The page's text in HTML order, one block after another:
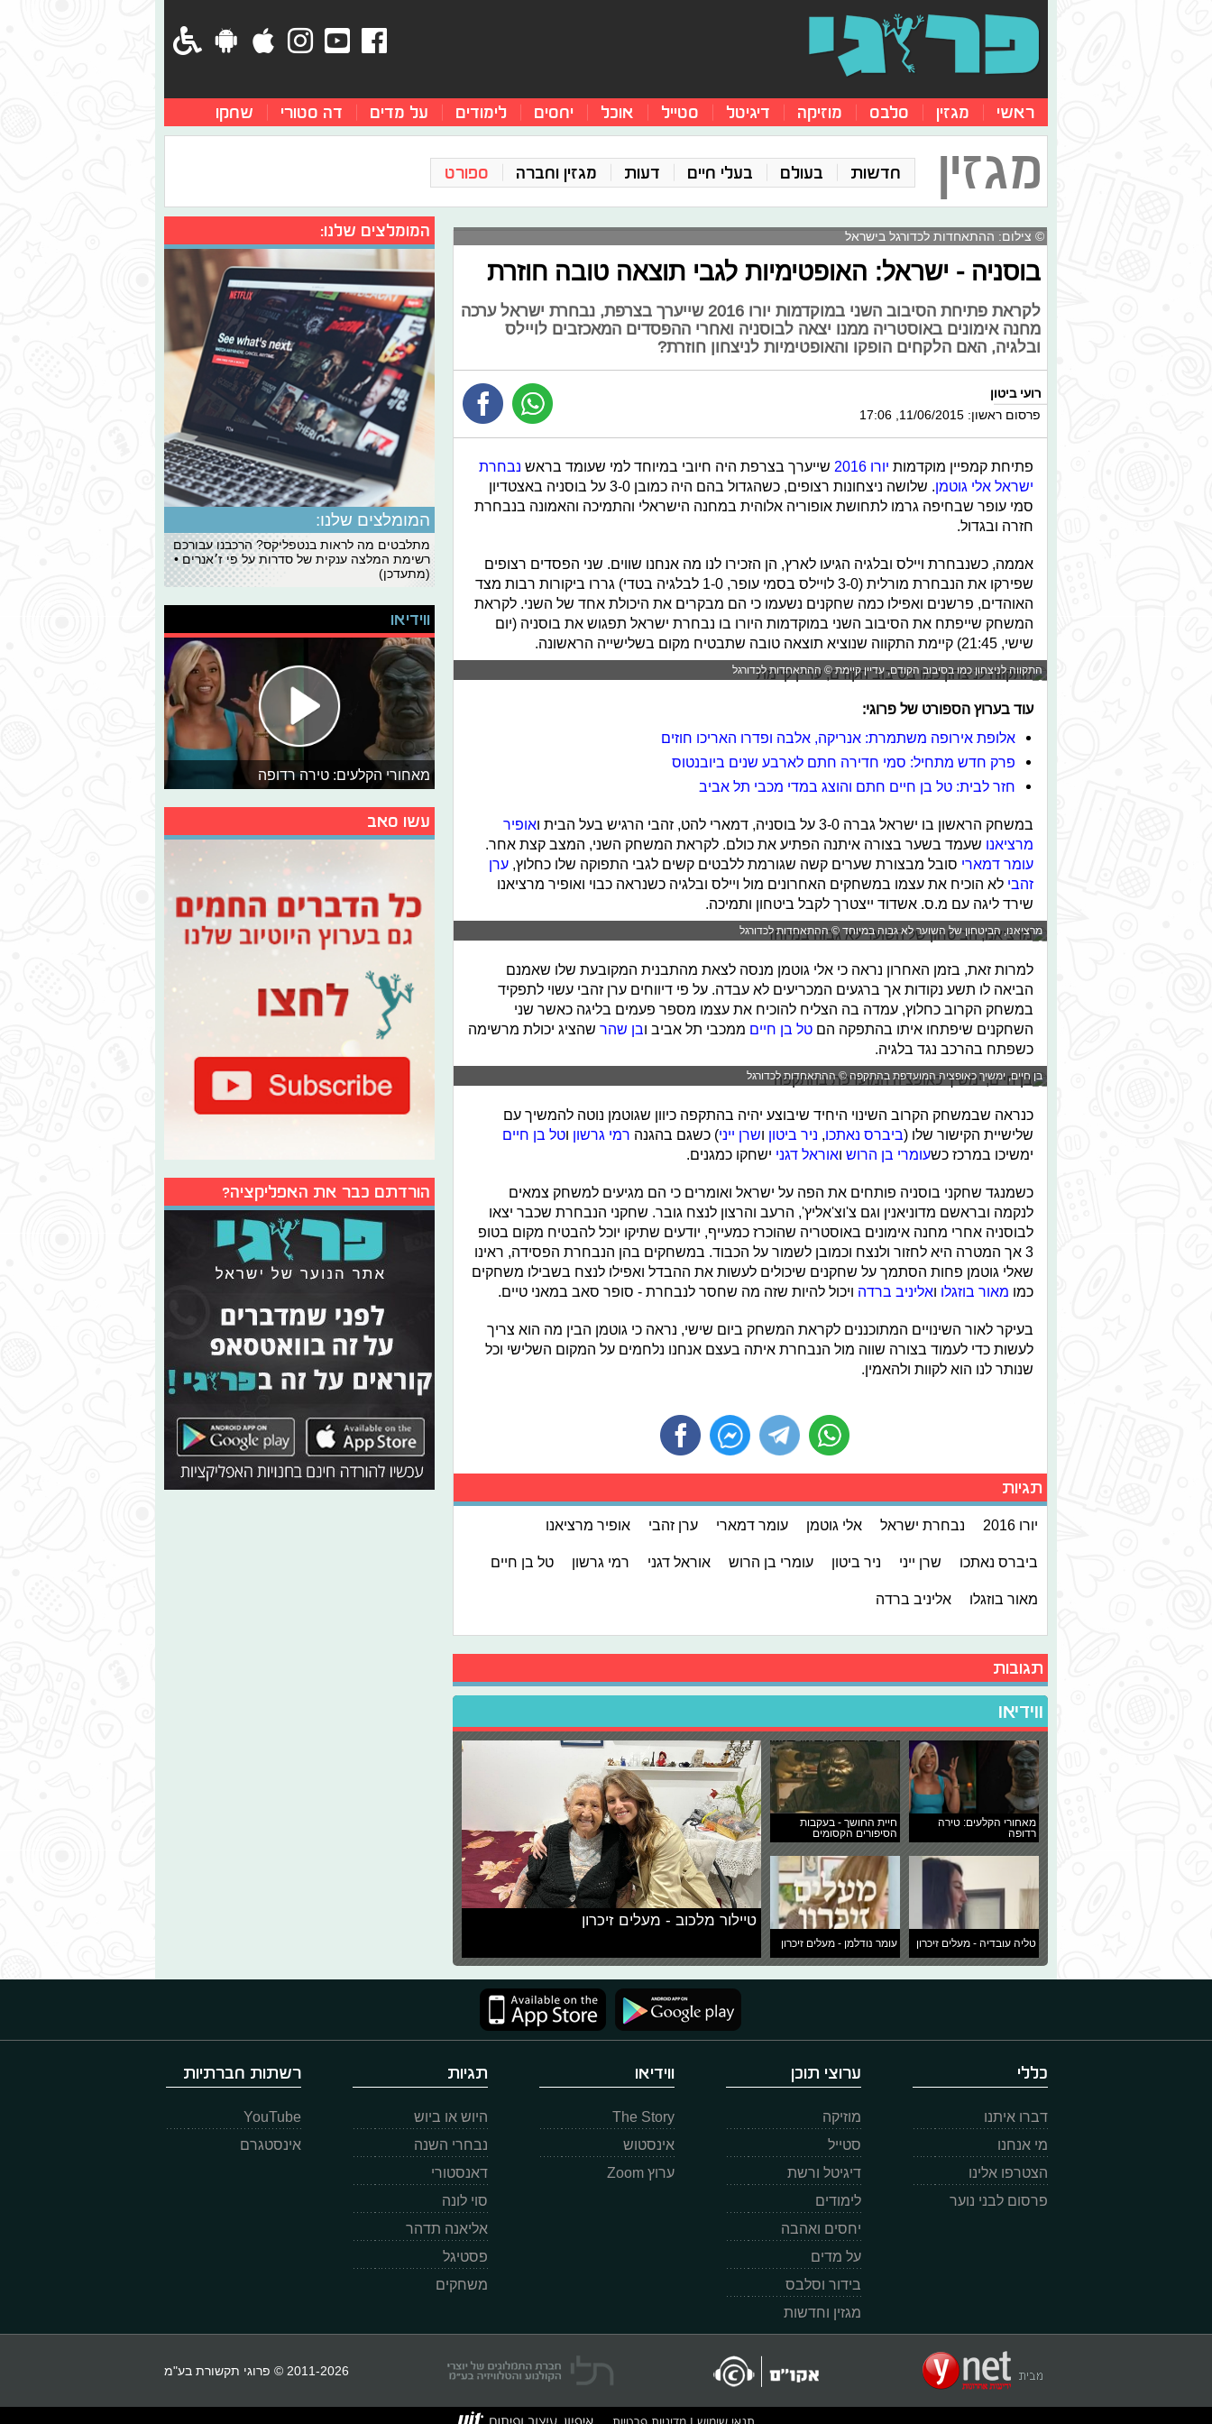
ראשי מגזין סלבס מוזיקה דיגיטל סטייל אוכל יחסים לימודים על מדים דה סטורי שחקו
מגזין חדשות בעולם בעלי חיים דעות מגזין וחברה ספורט
© צילום: ההתאחדות לכדורגל בישראל
בוסניה - ישראל: האופטימיות לגבי תוצאה טובה חוזרת
לקראת פתיחת הסיבוב השני במוקדמות יורו 2016 שייערך בצרפת, נבחרת ישראל ערכה
מחנה אימונים באוסטריה ממנו יצאה לבוסניה ואחרי ההפסדים המאכזבים לויילס
ובלגיה, האם הלקחים הופקו והאופטימיות לניצחון חוזרת?
רועי ביטון
פרסום ראשון: 11/06/2015, 17:06
פתיחת קמפיין מוקדמות יורו 2016 שייערך בצרפת היה חיובי במיוחד למי שעומד בראש נבחרת
ישראל אלי גוטמן
. שלושה ניצחונות רצופים, כשהגדול בהם היה כמובן 3-0 על בוסניה באצטדיון
סמי עופר שבחיפה גרמו לתחושת אופוריה אלוהית במחנה הישראלי והתמיכה והאמונה בנבחרת
חזרה ובגדול.
אממה, כשנבחרת ויילס ובלגיה הגיעו לארץ, הן הזכירו לנו מה אנחנו שווים. שני הפסדים רצופים
שפירקו את הנבחרת מורלית (3-0 לויילס בסמי עופר, 1-0 לבלגיה בטדי) גררו ביקורות רבות מצד
האוהדים, פרשנים ואפילו כמה שחקנים נשעמו כי הם מבקרים את היכולת אחד של השני. לקראת
המשחק שייפתח את הסיבוב השני במוקדמות היורו בו נבחרת ישראל תפגוש את בוסניה (יום
שישי, 21:45) קיימת התקווה שנוציא תוצאה טובה שתבטיח מקום בשלישייה הראשונה.
התקווה לניצחון כמו בסיבוב הקודם, עדיין קיימת © ההתאחדות לכדורגל
עוד בערוץ הספורט של פרוגי:
אלופת אירופה משתמרת: אנריקה, אלבה ופדרו האריכו חוזים
פרק חדש מתחיל: סמי חדירה חתם לארבע שנים ביובנטוס
חזר לבית: טל בן חיים חתם והוצג במדי מכבי תל אביב
במשחק הראשון בו ישראל גברה 3-0 על בוסניה, דמארי להט, זהבי הרגיש בעל הבית ו
אופיר
מרציאנו שעמד בשער בצורה איתנה הפתיע את כולם. לקראת המשחק השני, המצב קצת אחר.
עומר דמארי סובל מבצורת שערים קשה שגורמת ללבטים קשים לגבי התפוקה שלו כחלוץ, ערן
זהבי לא הוכיח את עצמו במשחקים האחרונים מול ויילס ובלגיה כשנראה כבוי ואופיר מרציאנו
שירד ליגה עם מ.ס. אשדוד ייצטרך לקבל ביטחון ותמיכה.
מרציאנו, הביטחון של השוער לא גבוה במיוחד © ההתאחדות לכדורגל
למרות זאת, בזמן האחרון נראה כי אלי גוטמן מנסה לצאת מהתבנית המקובעת שלו שאמנם
הביאה לו תשע נקודות אך ברגעים המכריעים לא עבדה. על פי דיווחים ערן זהבי עשוי לתפקיד
במשחק הקרוב כחלוץ, עמדה בה הצליח להוכיח את עצמו מספר פעמים בליגה כאשר שני
השחקנים שיפתחו איתו בהתפקה הם טל בן חיים ממכבי תל אביב ובן שהר שהציג יכולת מרשימה
כשפתח בהרכב נגד בלגיה.
בן חיים, ימשיך כאופציה המועדפת בהתקפה © ההתאחדות לכדורגל
כנראה שבמשחק הקרוב השינוי היחיד שיבוצע יהיה בהתקפה כיוון שגוטמן נוטה להמשיך עם
שלישיית הקישור שלו (ביברס נאתכו, ניר ביטון ושרן ייני) כשגם בהגנה רמי גרשון וטל בן חיים
ימשיכו במרכז כשעומרי בן הרוש ואוראל דגני ישחקו כמגנים.
כשמנגד שחקני בוסניה פותחים את הפה על ישראל ואומרים כי הם מגיעים למשחק צמאים
לנקמה ובראשם מדוניאנין וגם צ'וצ'אליץ', הרעב והרצון לנצח גובר. שחקני הנבחרת שכבר יצאו
לבוסניה אחרי מחנה אימונים באוסטריה שהוכרז כמעייף, יודעים שתיקו יוכל להבטיח מקום בטופ
3 אך המטרה היא לחזור ולנצח וכמובן לשמור על הכבוד. במשחקים בהן הנבחרת הפסידה, ראינו
שאלי גוטמן פחות הסתמך על שחקנים שיכולים לעשות את ההבדל ואפילו לנצח בשבילו משחקים
כמו מאור בוזגלו ואליניב ברדה ויכול להיות שזה מה שחסר לנבחרת - סופר סאב במאני טיים.
בעיקר לאור השינויים המתוכננים לקראת המשחק ביום שישי, נראה כי גוטמן הבין מה הוא צריך
לעשות כדי לעמוד בצורה שווה מול הנבחרת איתה בעצם אנחנו נלחמים על המקום השלישי וכל
שנותר לנו הוא לקוות ולהאמין.
תגיות
יורו 2016 נבחרת ישראל אלי גוטמן עומר דמארי ערן זהבי אופיר מרציאנו
ביברס נאתכו שרן ייני ניר ביטון עומרי בן הרוש אוראל דגני רמי גרשון טל בן חיים
מאור בוזגלו אליניב ברדה
תגובות
ווידיאו
מאחורי הקלעים: טירה
רדופה
חיית החושך - בעקבות
הסיפורים הקסומים
טליה עובדיה - מעלים זיכרון עומר נודלמן - מעלים זיכרון
טיילור מלכוב - מעלים זיכרון
המומלצים שלנו:
המומלצים שלנו:
מתלבטים מה לראות בנטפליקס? הרכבנו עבורכם
רשימת המלצה ענקית של סדרות על פי ז׳אנרים •
(מתעדכן)
ווידיאו
מאחורי הקלעים: טירה רדופה
עשו סאב
הורדתם כבר את האפליקציה?
כללי
דברו איתנו
מי אנחנו
הצטרפו אלינו
פרסום לבני נוער
ערוצי תוכן
מוזיקה
סטייל
דיגיטל ורשת
לימודים
יחסים ואהבה
על מדים
בידור וסלבס
מגזין וחדשות
ווידיאו
The Story
אינסטוש
ערוץ Zoom
תגיות
היוש או ביוש
נבחרי השנה
דאנסטורי
סוי לונה
אליאנה תדהר
פסטיגל
משחקים
רשתות חברתיות
YouTube
אינסטגרם
2011-2026 © פרוגי תקשורת בע"מ